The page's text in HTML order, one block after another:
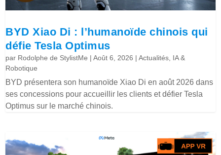
BYD Xiao Di : l’humanoïde chinois qui
défie Tesla Optimus
par Rodolphe de StylistMe |Août 6, 2026 |Actualités IA &
Robotique
BYD présentera son humanoïde Xiao Di en août 2026 dans
ses concessions pour accueillir les clients et défier Tesla
Optimus sur le marché chinois.